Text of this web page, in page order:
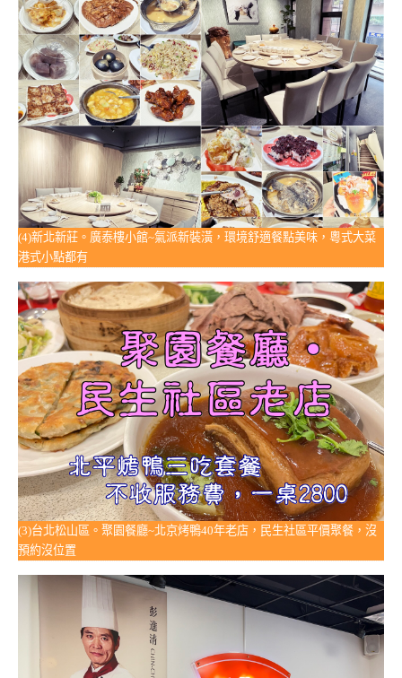
(4)新北新莊。廣泰樓小館~氣派新裝潢，環境舒適餐點美味，粵式大菜
港式小點都有
(3)台北松山區。聚園餐廳~北京烤鴨40年老店，民生社區平價聚餐，沒
預約沒位置